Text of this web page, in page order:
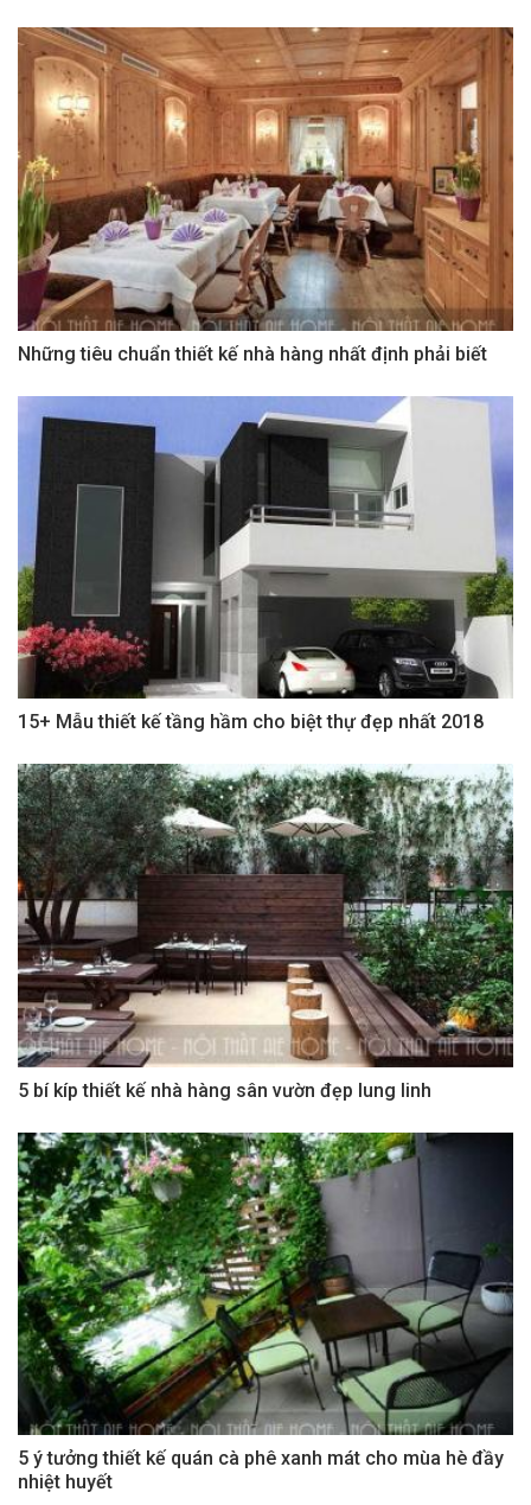
Những tiêu chuẩn thiết kế nhà hàng nhất định phải biết
15+ Mẫu thiết kế tầng hầm cho biệt thự đẹp nhất 2018
5 bí kíp thiết kế nhà hàng sân vườn đẹp lung linh
5 ý tưởng thiết kế quán cà phê xanh mát cho mùa hè đầy
nhiệt huyết